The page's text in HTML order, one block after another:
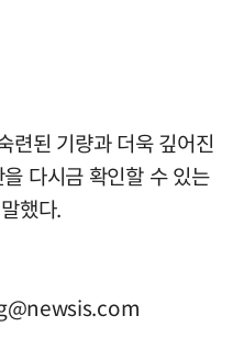
련된 기량과 더욱 깊어진
다시금 확인할 수 있는
했다.